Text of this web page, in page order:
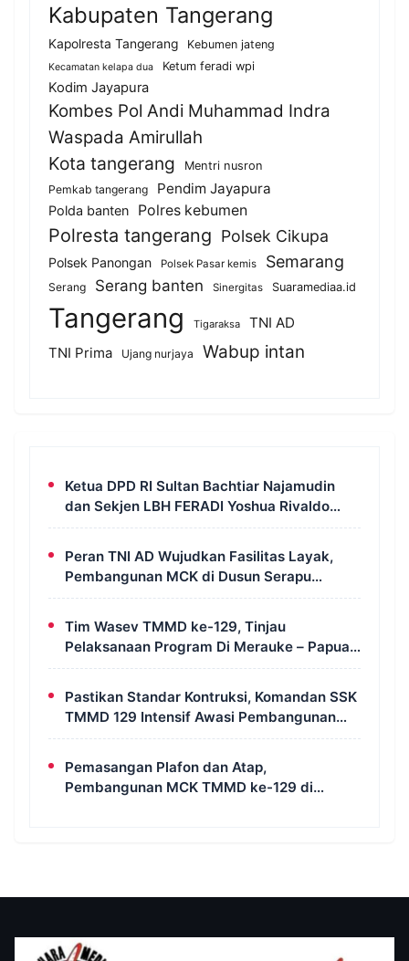
Kabupaten Tangerang
Kapolresta Tangerang Kebumen jateng
Kecamatan kelapa dua Ketum feradi wpi
Kodim Jayapura
Kombes Pol Andi Muhammad Indra
Waspada Amirullah
Kota tangerang
Mentri nusron
Pemkab tangerang
Pendim Jayapura
Polda banten Polres kebumen
Polresta tangerang Polsek Cikupa
Polsek Panongan Polsek Pasar kemis Semarang
Serang Serang banten Sinergitas Suaramediaa.id
Tangerang Tigaraksa
TNI AD
TNI Prima
Ujang nurjaya Wabup intan
Ketua DPD RI Sultan Bachtiar Najamudin
dan Sekjen LBH FERADI Yoshua Rivaldo
Bahas Geopolitik dan Supremasi Hukum
Peran TNI AD Wujudkan Fasilitas Layak,
Pembangunan MCK di Dusun Serapu
Rampung Dikerjakan
Tim Wasev TMMD ke-129, Tinjau
Pelaksanaan Program Di Merauke – Papua
Selatan
Pastikan Standar Kontruksi, Komandan SSK
TMMD 129 Intensif Awasi Pembangunan
MCK di Wanam
Pemasangan Plafon dan Atap,
Pembangunan MCK TMMD ke-129 di